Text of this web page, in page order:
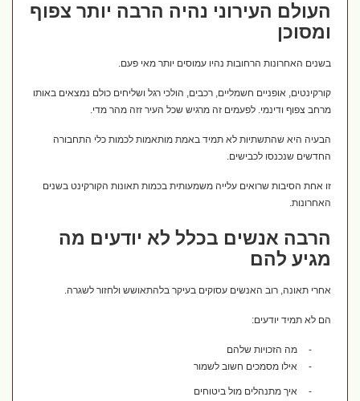
העולם העירוני נהיה הרבה יותר צפוף
ומסוכן
בשנים האחרונות הרחובות נהיו עמוסים יותר מאי פעם.
קורקינטים, אופניים חשמליים, רכבים, הולכי רגל ושליחים כולם נמצאים באותו
מרחב צפוף ודינמי. לפעמים זה מרגיש שכל העיר זזה מהר מדי.
הבעיה היא שהתשתיות לא תמיד באמת מותאמות לכמות כלי התחבורה
החדשים שנכנסו לכבישים.
זו אחת הסיבות שרואים עלייה משמעותית בכמות תאונות הקורקינט בשנים
האחרונות.
הרבה אנשים בכלל לא יודעים מה
מגיע להם
אחרי תאונה, רוב האנשים עסוקים בעיקר בלהתאושש ולחזור לשגרה.
הם לא תמיד יודעים:
מה הזכויות שלהם
אילו מסמכים חשוב לשמור
איך מתנהלים מול ביטוחים